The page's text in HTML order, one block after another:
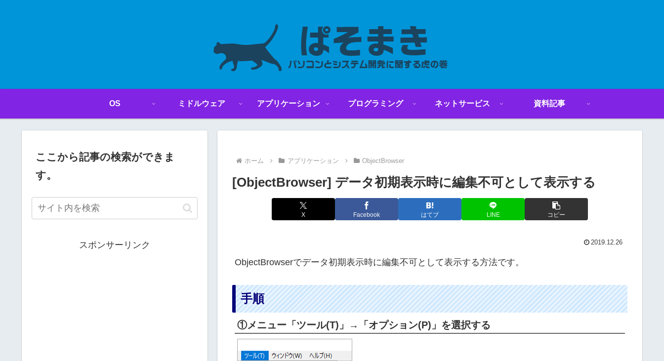
OS ミドルウェア アプリケーション プログラミング ネットサービス 資料記事
ホーム アプリケーション ObjectBrowser
[ObjectBrowser] データ初期表示時に編集不可として表示する
X Facebook はてブ LINE コピー
2019.12.26
ObjectBrowserでデータ初期表示時に編集不可として表示する方法です。
手順
①メニュー「ツール(T)」→「オプション(P)」を選択する
ここから記事の検索ができま
す。
スポンサーリンク